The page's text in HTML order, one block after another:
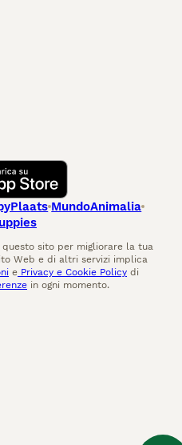
MundoAnimalia
sito per migliorare la tua
Web e di altri servizi implica
e Privacy e Cookie Policy di
in ogni momento.